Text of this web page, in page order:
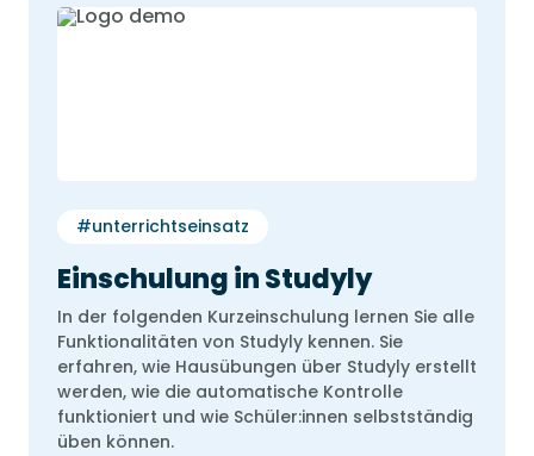
#unterrichtseinsatz
Einschulung in Studyly
In der folgenden Kurzeinschulung lernen Sie alle
Funktionalitäten von Studyly kennen. Sie
erfahren, wie Hausübungen über Studyly erstellt
werden, wie die automatische Kontrolle
funktioniert und wie Schüler:innen selbstständig
üben können.